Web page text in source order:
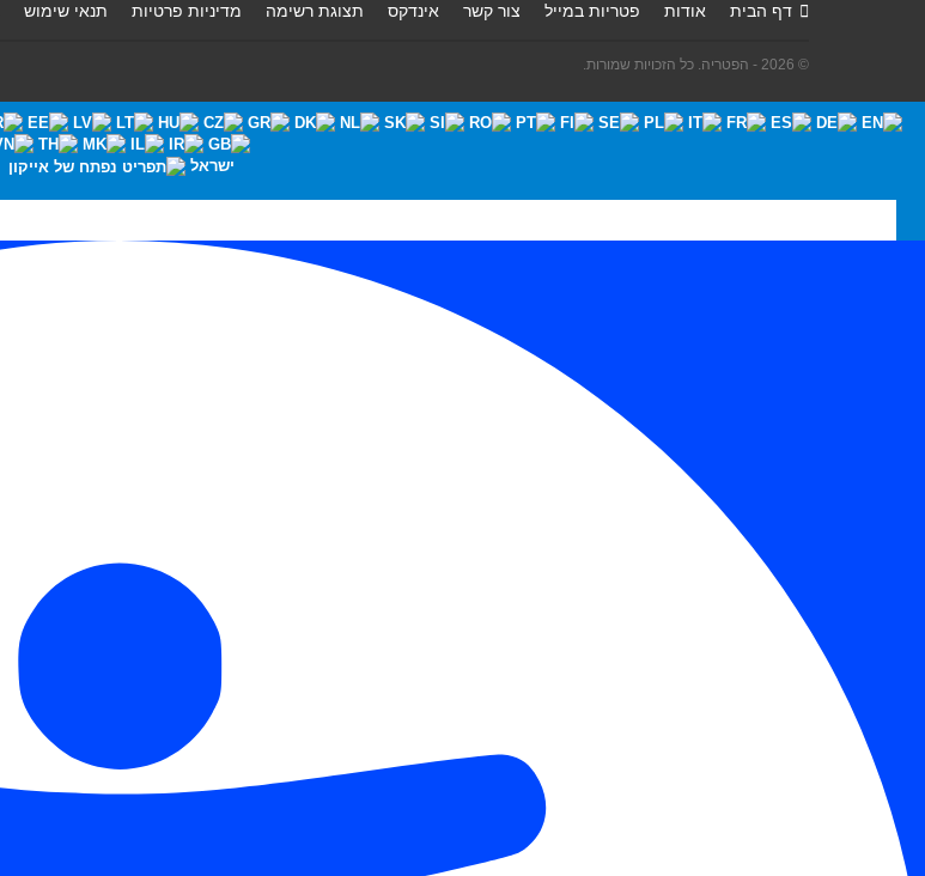
דף הבית אודות פטריות במייל צור קשר אינדקס תצוגת רשימה מדיניות פרטיות תנאי שימוש
© 2026 - הפטריה. כל הזכויות שמורות.
ישראל